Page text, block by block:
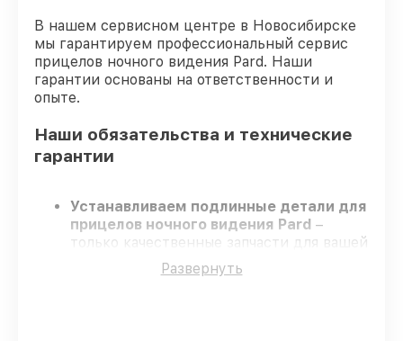
В нашем сервисном центре в Новосибирске
мы гарантируем профессиональный сервис
прицелов ночного видения Pard. Наши
гарантии основаны на ответственности и
опыте.
Наши обязательства и технические
гарантии
Устанавливаем подлинные детали для
прицелов ночного видения Pard –
только качественные запчасти для вашей
Опытные инженеры– проходят
Развернуть